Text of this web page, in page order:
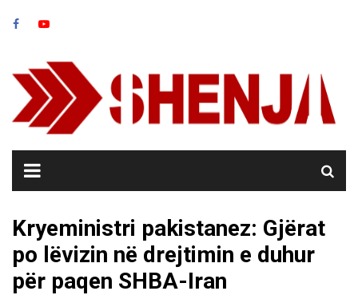
Kryeministri pakistanez: Gjërat
po lëvizin në drejtimin e duhur
për paqen SHBA-Iran